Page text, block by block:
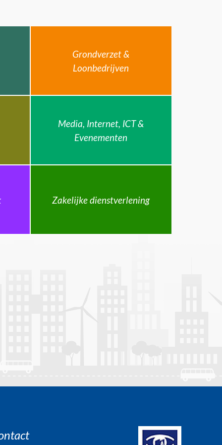
Grondverzet &
Loonbedrijven
Media, Internet, ICT &
Evenementen
Zakelijke dienstverlening